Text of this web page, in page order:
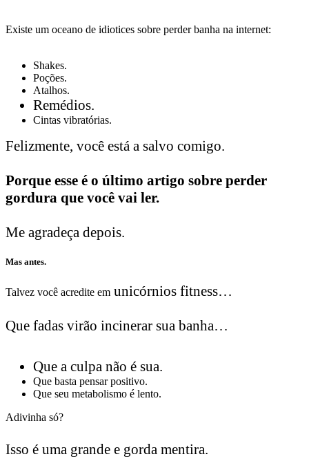
Existe um oceano de idiotices sobre perder banha na internet:
Shakes.
Poções.
Atalhos.
Remédios.
Cintas vibratórias.
Felizmente, você está a salvo comigo.
Porque esse é o último artigo sobre perder
gordura que você vai ler.
Me agradeça depois.
Mas antes.
Talvez você acredite em unicórnios fitness…
Que fadas virão incinerar sua banha…
Que a culpa não é sua.
Que basta pensar positivo.
Que seu metabolismo é lento.
Adivinha só?
Isso é uma grande e gorda mentira.